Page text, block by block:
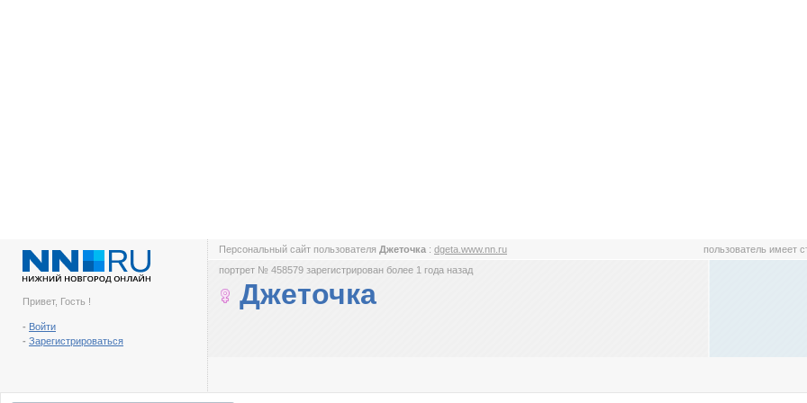
Привет, Гость !
- Войти
- Зарегистрироваться
Персональный сайт пользователя Джеточка : dgeta.www.nn.ru пользователь имеет
портрет № 458579 зарегистрирован более 1 года назад
Джеточка